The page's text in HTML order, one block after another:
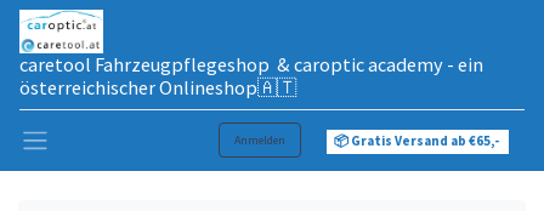
caretool Fahrzeugpflegeshop & caroptic academy - ein
österreichischer Onlineshop🇦🇹
Anmelden 📦 Gratis Versand ab €65,-